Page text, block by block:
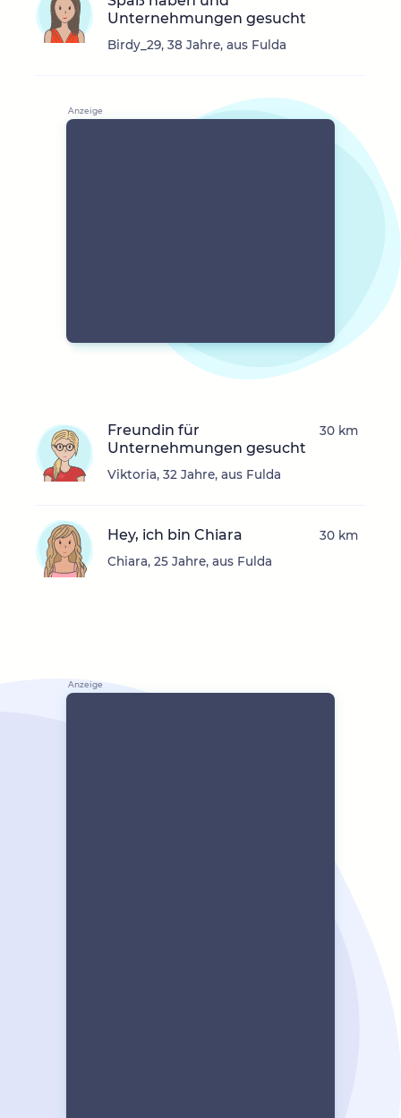
Unternehmungen gesucht
Birdy_29, 38 Jahre, aus Fulda
Freundin für
Unternehmungen gesucht
Viktoria, 32 Jahre, aus Fulda
30 km
Hey, ich bin Chiara
Chiara, 25 Jahre, aus Fulda
30 km